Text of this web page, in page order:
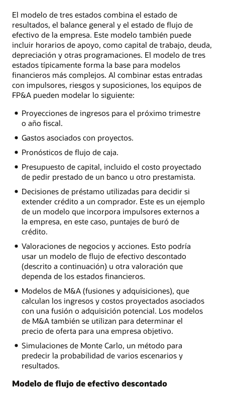
El modelo de tres estados combina el estado de
resultados, el balance general y el estado de flujo de
efectivo de la empresa. Este modelo también puede
incluir horarios de apoyo, como capital de trabajo, deuda,
depreciación y otras programaciones. El modelo de tres
estados típicamente forma la base para modelos
financieros más complejos. Al combinar estas entradas
con impulsores, riesgos y suposiciones, los equipos de
FP&A pueden modelar lo siguiente:
Proyecciones de ingresos para el próximo trimestre
o año fiscal.
Gastos asociados con proyectos.
Pronósticos de flujo de caja.
Presupuesto de capital, incluido el costo proyectado
de pedir prestado de un banco u otro prestamista.
Decisiones de préstamo utilizadas para decidir si
extender crédito a un comprador. Este es un ejemplo
de un modelo que incorpora impulsores externos a
la empresa, en este caso, puntajes de buró de
crédito.
Valoraciones de negocios y acciones. Esto podría
usar un modelo de flujo de efectivo descontado
(descrito a continuación) u otra valoración que
dependa de los estados financieros.
Modelos de M&A (fusiones y adquisiciones), que
calculan los ingresos y costos proyectados asociados
con una fusión o adquisición potencial. Los modelos
de M&A también se utilizan para determinar el
precio de oferta para una empresa objetivo.
Simulaciones de Monte Carlo, un método para
predecir la probabilidad de varios escenarios y
resultados.
Modelo de flujo de efectivo descontado